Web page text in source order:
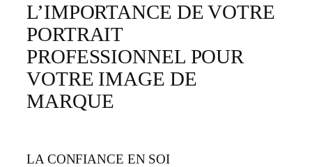
L’IMPORTANCE DE VOTRE
PORTRAIT
PROFESSIONNEL POUR
VOTRE IMAGE DE
MARQUE
LA CONFIANCE EN SOI